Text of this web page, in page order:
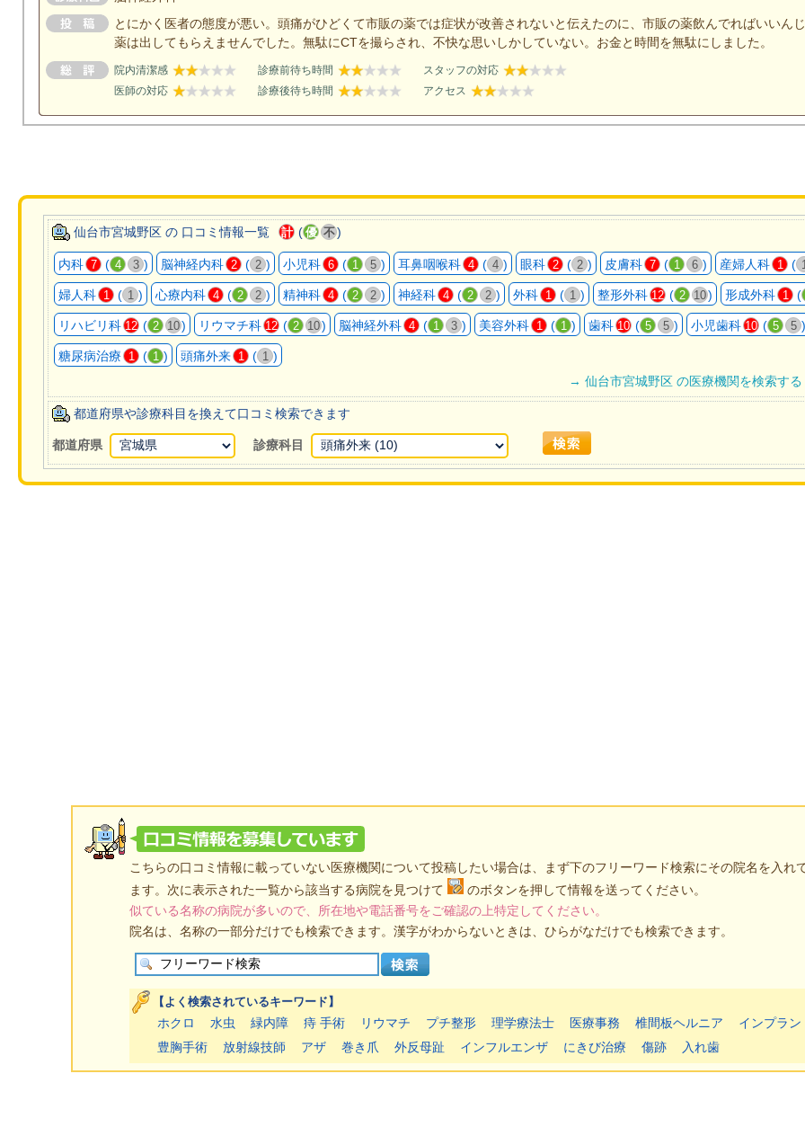
とにかく医者の態度が悪い。頭痛がひどくて市販の薬では症状が改善されないと伝えたのに、市販の薬飲んでればいいん
薬は出してもらえませんでした。無駄にCTを撮らされ、不快な思いしかしていない。お金と時間を無駄にしました。
院内清潔感 診療前待ち時間
スタッフの対応
医師の対応
診療後待ち時間 アクセス
仙台市宮城野区 の 口コミ情報一覧 計 (優 不)
内科 7 ( 4 3 ) 脳神経内科 2 ( 2 ) 小児科 6 ( 1 5 ) 耳鼻咽喉科 4 ( 4 ) 眼科 2 ( 2 ) 皮膚科 7 ( 1 6 ) 産婦人科 1 (
婦人科 1 ( 1 ) 心療内科 4 ( 2 2 ) 精神科 4 ( 2 2 ) 神経科 4 ( 2 2 ) 外科 1 ( 1 ) 整形外科 12 ( 2 10) 形成外科 1 (
リハビリ科 12 ( 2 10) リウマチ科 12 ( 2 10) 脳神経外科 4 ( 1 3 ) 美容外科 1 ( 1 ) 歯科 10 ( 5 5 ) 小児歯科 10 ( 5 5 )
糖尿病治療 1 ( 1 ) 頭痛外来 1 ( 1 )
→ 仙台市宮城野区 の医療機関を検索する
都道府県や診療科目を換えて口コミ検索できます
都道府県 診療科目
こちらの口コミ情報に載っていない医療機関について投稿したい場合は、まず下のフリーワード検索にその院名を入れ
ます。次に表示された一覧から該当する病院を見つけて
のボタンを押して情報を送ってください。
似ている名称の病院が多いので、所在地や電話番号をご確認の上特定してください。
院名は、名称の一部分だけでも検索できます。漢字がわからないときは、ひらがなだけでも検索できます。
【よく検索されているキーワード】
ホクロ 水虫 緑内障 痔 手術 リウマチ プチ整形 理学療法士 医療事務 椎間板ヘルニア
インプラン
豊胸手術
放射線技師 アザ 巻き爪 外反母趾 インフルエンザ にきび治療 傷跡 入れ歯